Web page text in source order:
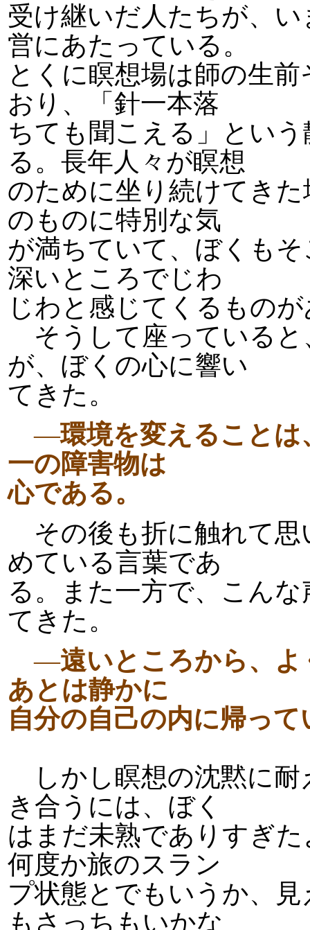
受け継いだ人たちが、
営にあたっている。
とくに瞑想場は師の生
おり、「針一本落
ちても聞こえる」とい
る。長年人々が瞑想
のために坐り続けてき
のものに特別な気
が満ちていて、ぼくも
深いところでじわ
じわと感じてくるもの
そうして座っていると
が、ぼくの心に響い
てきた。
―環境を変えること
一の障害物は
心である。
その後も折に触れて思
めている言葉であ
る。また一方で、こん
てきた。
―遠いところから、
あとは静かに
自分の自己の内に帰っ
しかし瞑想の沈黙に耐
き合うには、ぼく
はまだ未熟でありすぎ
何度か旅のスラン
プ状態とでもいうか、
もさっちもいかな